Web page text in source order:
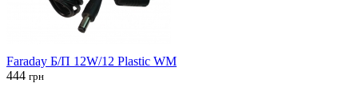
Faraday Б/П 12W/12 Plastic WM
444 грн